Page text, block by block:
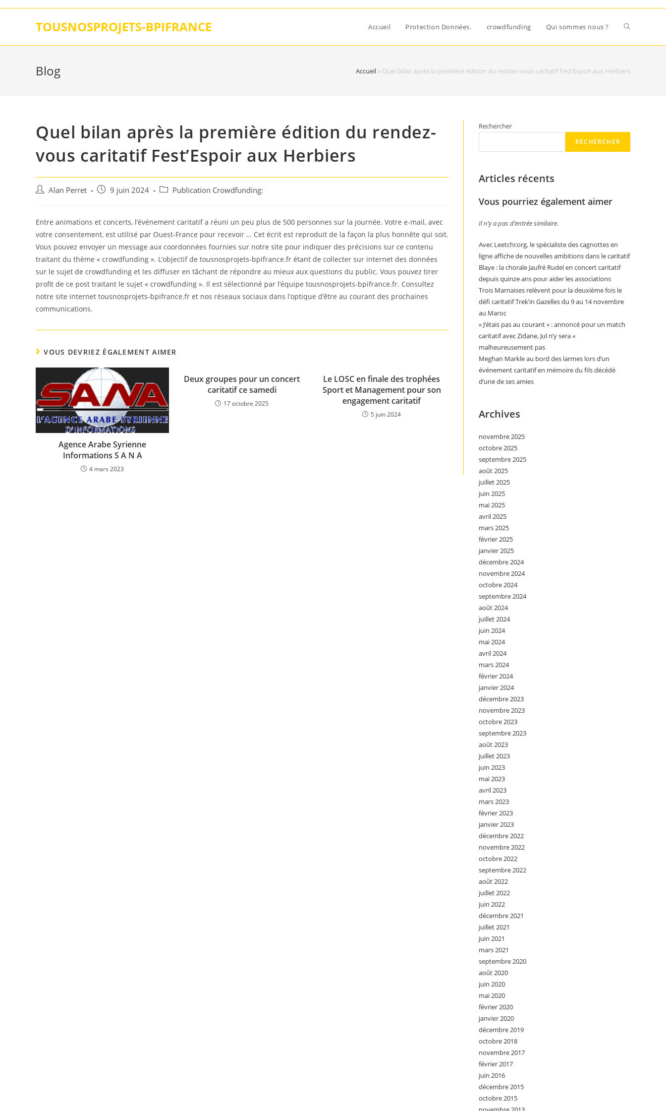
Skip
TOUSNOSPROJETS-BPIFRANCE Accueil Protection Données. crowdfunding Qui sommes nous ?
Blog Accueil » Quel bilan après la première édition du rendez-vous caritatif Fest’Espoir aux Herbiers
Quel bilan après la première édition du rendez-
vous caritatif Fest’Espoir aux Herbiers
Auteur/autrice
publication :
Alan Perret
Post9 juin 2024
Post Publication Crowdfunding:
Entre animations et concerts, l’événement caritatif a réuni un peu plus de 500 personnes sur la journée. Votre e-mail, avec
votre consentement, est utilisé par Ouest-France pour recevoir … Cet écrit est reproduit de la façon la plus honnête qui soit.
Vous pouvez envoyer un message aux coordonnées fournies sur notre site pour indiquer des précisions sur ce contenu
traitant du thème « crowdfunding ». L’objectif de tousnosprojets-bpifrance.fr étant de collecter sur internet des données
sur le sujet de crowdfunding et les diffuser en tâchant de répondre au mieux aux questions du public. Vous pouvez tirer
profit de ce post traitant le sujet « crowdfunding ». Il est sélectionné par l’équipe tousnosprojets-bpifrance.fr. Consultez
notre site internet tousnosprojets-bpifrance.fr et nos réseaux sociaux dans l’optique d’être au courant des prochaines
communications.
VOUS DEVRIEZ ÉGALEMENT AIMER
Agence Arabe Syrienne
Informations S A N A
4 mars 2023
Deux groupes pour un concert
caritatif ce samedi
17 octobre 2025
Le LOSC en finale des trophées
Sport et Management pour son
engagement caritatif
5 juin 2024
Rechercher
RECHERCHER
Articles récents
Vous pourriez également aimer
Il n’y a pas d’entrée similaire.
Avec Leetchi:org, le spécialiste des cagnottes en
ligne affiche de nouvelles ambitions dans le caritatif
Blaye : la chorale Jaufré Rudel en concert caritatif
depuis quinze ans pour aider les associations
Trois Marnaises relèvent pour la deuxième fois le
défi caritatif Trek’in Gazelles du 9 au 14 novembre
au Maroc
« J’étais pas au courant » : annoncé pour un match
caritatif avec Zidane, Jul n’y sera «
malheureusement pas
Meghan Markle au bord des larmes lors d’un
événement caritatif en mémoire du fils décédé
d’une de ses amies
Archives
novembre 2025
octobre 2025
septembre 2025
août 2025
juillet 2025
juin 2025
mai 2025
avril 2025
mars 2025
février 2025
janvier 2025
décembre 2024
novembre 2024
octobre 2024
septembre 2024
août 2024
juillet 2024
juin 2024
mai 2024
avril 2024
mars 2024
février 2024
janvier 2024
décembre 2023
novembre 2023
octobre 2023
septembre 2023
août 2023
juillet 2023
juin 2023
mai 2023
avril 2023
mars 2023
février 2023
janvier 2023
décembre 2022
novembre 2022
octobre 2022
septembre 2022
août 2022
juillet 2022
juin 2022
décembre 2021
juillet 2021
juin 2021
mars 2021
septembre 2020
août 2020
juin 2020
mai 2020
février 2020
janvier 2020
décembre 2019
octobre 2018
novembre 2017
février 2017
juin 2016
décembre 2015
octobre 2015